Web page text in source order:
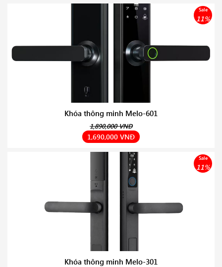
Khóa thông minh Melo-601
Sale
11%
1,890,000 VNĐ
1,690,000 VNĐ
Khóa thông minh Melo-301
Sale
11%